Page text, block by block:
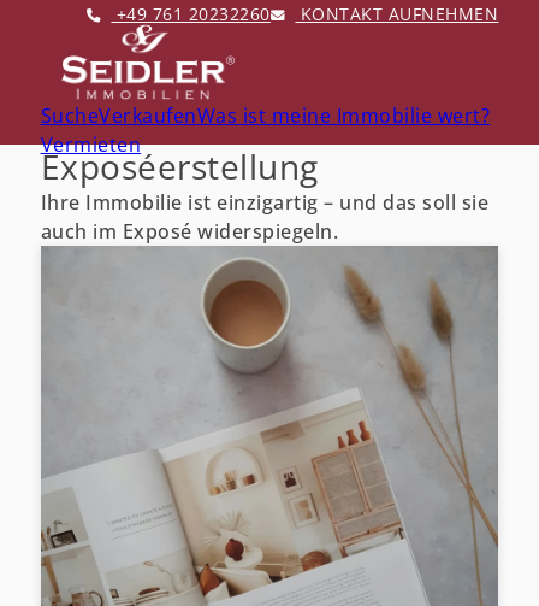
+49 761 20232260 KONTAKT AUFNEHMEN
SucheVerkaufenWas ist meine Immobilie wert?
Vermieten
Exposéerstellung
Ihre Immobilie ist einzigartig – und das soll sie
auch im Exposé widerspiegeln.